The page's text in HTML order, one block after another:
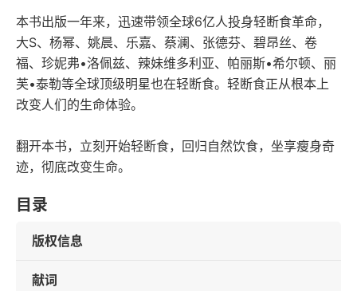
本书出版一年来，迅速带领全球6亿人投身轻断食革命，
大S、杨幂、姚晨、乐嘉、蔡澜、张德芬、碧昂丝、卷
福、珍妮弗•洛佩兹、辣妹维多利亚、帕丽斯•希尔顿、丽
芙•泰勒等全球顶级明星也在轻断食。轻断食正从根本上
改变人们的生命体验。
翻开本书，立刻开始轻断食，回归自然饮食，坐享瘦身奇
迹，彻底改变生命。
目录
版权信息
献词